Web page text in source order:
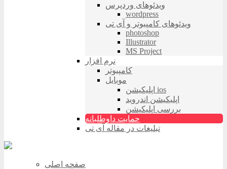
ویدئوهای وردپرس
wordpress
ویدئوهای کامپیوتر و آی تی
photoshop
Illustrator
MS Project
نرم افزار
کامپیوتر
موبایل
اپلیکیشن ios
اپلیکیشن اندروید
بررسی اپلیکیشن
حمایت داوطلبانه
تبلیغات در مقاله آی تی
صفحه اصلی